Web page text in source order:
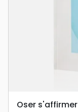
Oser s'affirmer